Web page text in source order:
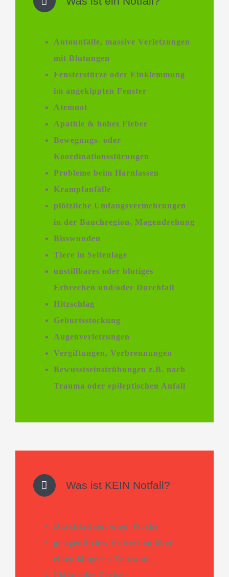
Autounfälle, massive Verletzungen
mit Blutungen
Fensterstürze oder Einklemmung
im angekippten Fenster
Atemnot
Apathie & hohes Fieber
Bewegungs- oder
Koordinationsstörungen
Probleme beim Harnlassen
Krampfanfälle
plötzliche Umfangsvermehrungen
in der Bauchregion, Magendrehung
Bisswunden
Tiere in Seitenlage
unstillbares oder blutiges
Erbrechen und/oder Durchfall
Hitzschlag
Geburtsstockung
Augenverletzungen
Vergiftungen, Verbrennungen
Bewusstseinstrübungen z.B. nach
Trauma oder epileptischen Anfall
Was ist KEIN Notfall?
Durchfall seit einer Woche
gelegentliches Erbrechen über
einen längeren Zeitraum
Flöhe oder Zecken